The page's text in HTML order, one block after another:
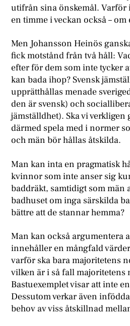
utifrån sina önskemål. Varför
en timme i veckan också –
Men Johansson Heinös
fick motstånd från två håll:
efter för dem som inte tycker
kan bada ihop? Svensk
upprätthållas menade
den är svensk) och
jämställdhet). Ska vi verkligen
därmed spela med i normer
och män bör hållas åtskilda.
Man kan inta en pragmatisk
kvinnor som inte anser sig
baddräkt, samtidigt som män
badhuset om inga särskilda
bättre att de stannar hemma?
Man kan också argumentera
innehåller en mångfald
varför ska bara majoritetens
vilken är i så fall majoritetens
Bastuexemplet visar att inte
Dessutom verkar även
behov av viss åtskillnad